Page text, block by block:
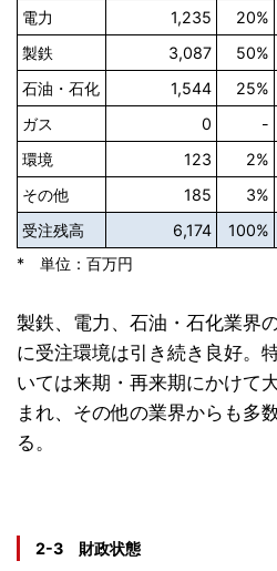
電力
1,235 20%
製鉄
3,087 50%
石油・石化
1,544 25%
ガス
0 -
環境
123 2%
その他
185 3%
受注残高
6,174 100%
* 単位：百万円
製鉄、電力、石油・石化業界
に受注環境は引き続き良好。
いては来期・再来期にかけて
まれ、その他の業界からも多
る。
2-3 財政状態